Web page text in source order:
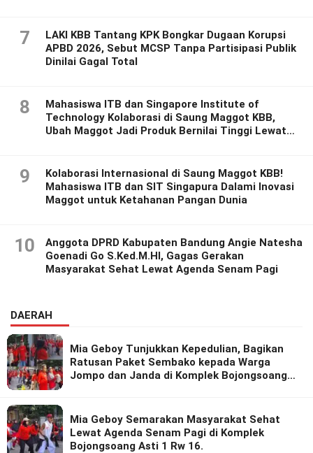
7
LAKI KBB Tantang KPK Bongkar Dugaan Korupsi
APBD 2026, Sebut MCSP Tanpa Partisipasi Publik
Dinilai Gagal Total
8
Mahasiswa ITB dan Singapore Institute of
Technology Kolaborasi di Saung Maggot KBB,
Ubah Maggot Jadi Produk Bernilai Tinggi Lewat
9
Kolaborasi Internasional di Saung Maggot KBB!
Mahasiswa ITB dan SIT Singapura Dalami Inovasi
Maggot untuk Ketahanan Pangan Dunia
10
Anggota DPRD Kabupaten Bandung Angie Natesha
Goenadi Go S.Ked.M.HI, Gagas Gerakan
Masyarakat Sehat Lewat Agenda Senam Pagi
DAERAH
Mia Geboy Tunjukkan Kepedulian, Bagikan
Ratusan Paket Sembako kepada Warga
Jompo dan Janda di Komplek Bojongsoang
Mia Geboy Semarakan Masyarakat Sehat
Lewat Agenda Senam Pagi di Komplek
Bojongsoang Asti 1 Rw 16.